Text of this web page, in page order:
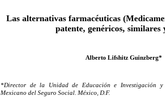
Las alternativas farmacéuticas
patente, genéricos, similares
Alberto Lifshitz Guinzberg*
*Director de la Unidad de Educación e Investigación
Mexicano del Seguro Social. México, D.F.